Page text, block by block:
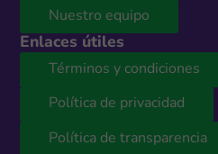
Nuestro equipo
Enlaces útiles
Términos y condiciones
Política de privacidad
Política de transparencia